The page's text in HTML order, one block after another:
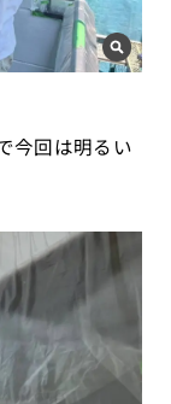
今回は明るい